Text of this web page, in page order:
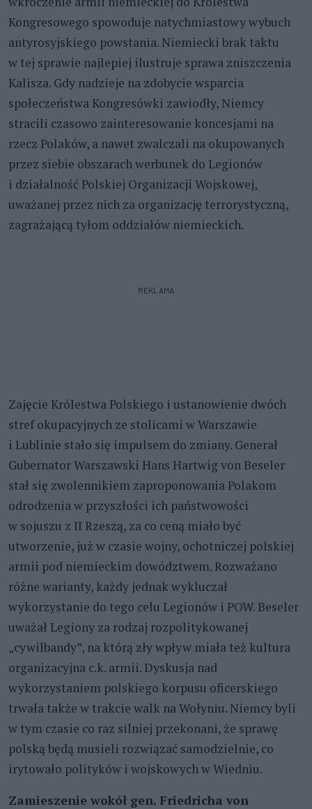
Kongresowego spowoduje natychmiastowy wybuch
antyrosyjskiego powstania. Niemiecki brak taktu
w tej sprawie najlepiej ilustruje sprawa zniszczenia
Kalisza. Gdy nadzieje na zdobycie wsparcia
społeczeństwa Kongresówki zawiodły, Niemcy
stracili czasowo zainteresowanie koncesjami na
rzecz Polaków, a nawet zwalczali na okupowanych
przez siebie obszarach werbunek do Legionów
i działalność Polskiej Organizacji Wojskowej,
uważanej przez nich za organizację terrorystyczną,
zagrażającą tyłom oddziałów niemieckich.
REKLAMA
Zajęcie Królestwa Polskiego i ustanowienie dwóch
stref okupacyjnych ze stolicami w Warszawie
i Lublinie stało się impulsem do zmiany. Generał
Gubernator Warszawski Hans Hartwig von Beseler
stał się zwolennikiem zaproponowania Polakom
odrodzenia w przyszłości ich państwowości
w sojuszu z II Rzeszą, za co ceną miało być
utworzenie, już w czasie wojny, ochotniczej polskiej
armii pod niemieckim dowództwem. Rozważano
różne warianty, każdy jednak wykluczał
wykorzystanie do tego celu Legionów i POW. Beseler
uważał Legiony za rodzaj rozpolitykowanej
„cywilbandy”, na którą zły wpływ miała też kultura
organizacyjna c.k. armii. Dyskusja nad
wykorzystaniem polskiego korpusu oficerskiego
trwała także w trakcie walk na Wołyniu. Niemcy byli
w tym czasie co raz silniej przekonani, że sprawę
polską będą musieli rozwiązać samodzielnie, co
irytowało polityków i wojskowych w Wiedniu.
Zamieszenie wokół gen. Friedricha von